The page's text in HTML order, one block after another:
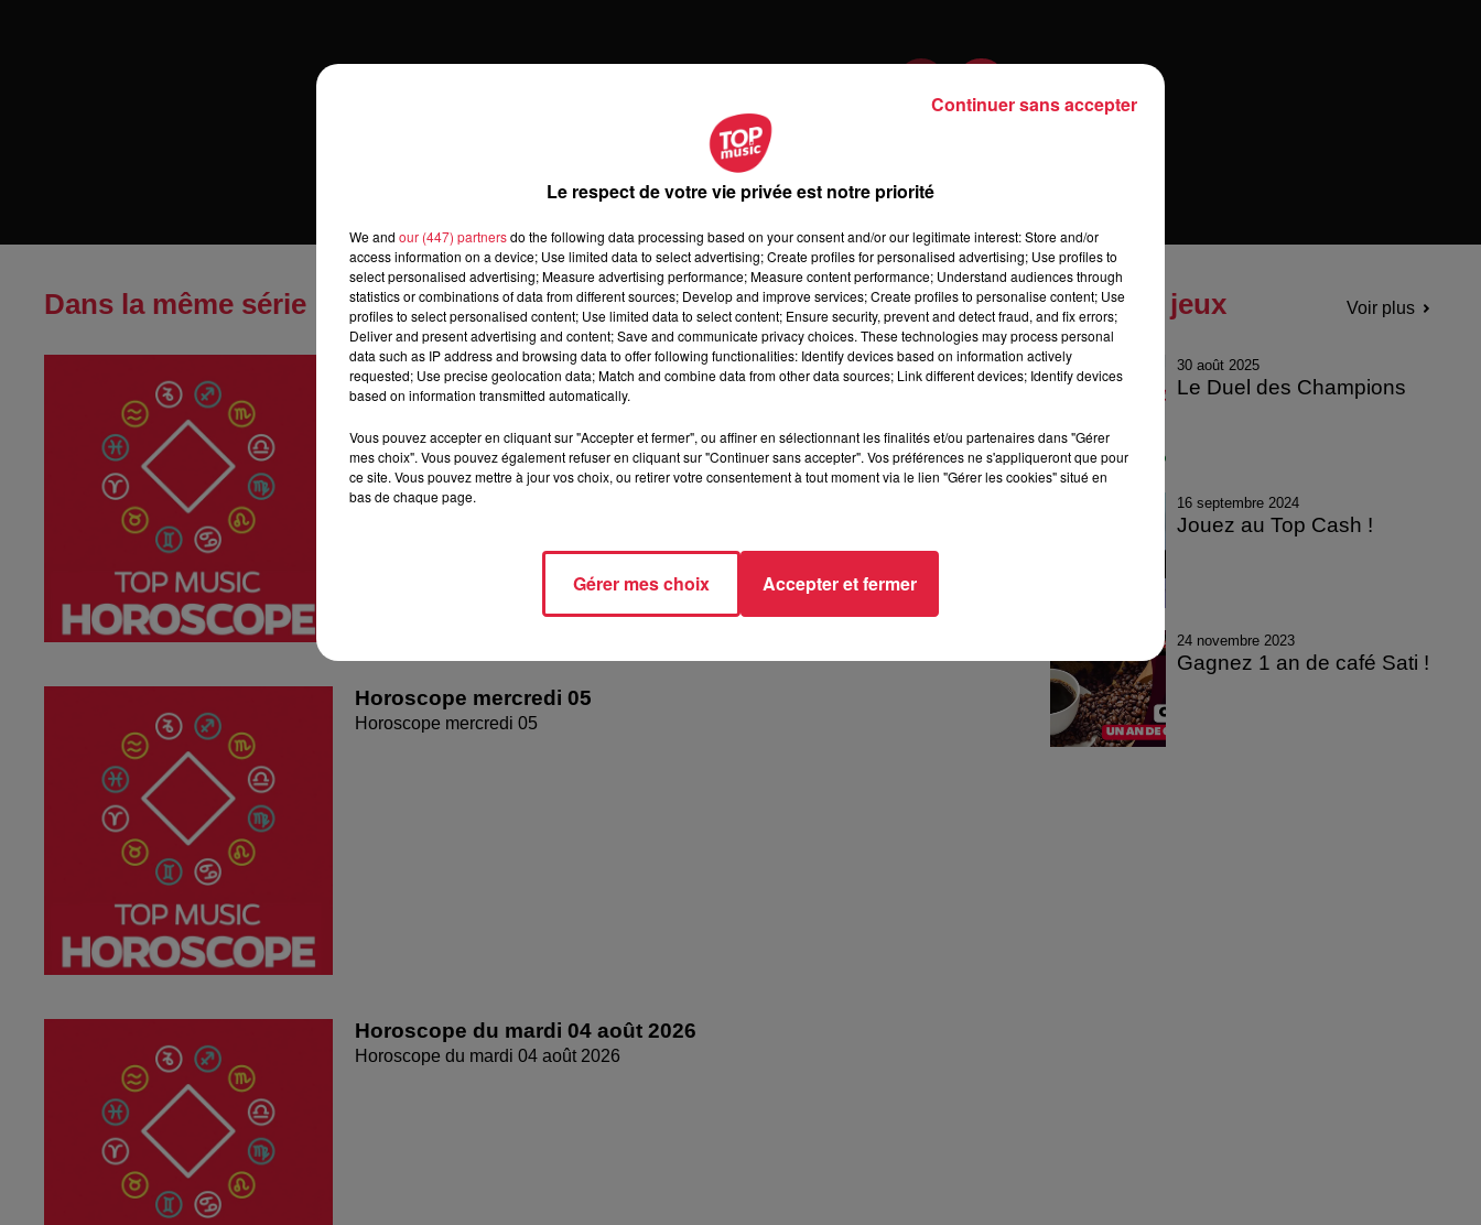
Dans la même série
Horoscope du jeudi 6 août 2026
Horoscope du jeudi 6 août 2026
Horoscope mercredi 05
Horoscope mercredi 05
Horoscope du mardi 04 août 2026
Horoscope du mardi 04 août 2026
Tous les jeux Voir plus
30 août 2025
Le Duel des Champions
16 septembre 2024
Jouez au Top Cash !
24 novembre 2023
Gagnez 1 an de café Sati !
Le respect de votre vie privée est notre priorité
We and our (447) partnersdo the following data processing based on your consent and/or our legitimate interest: Store and/or
access information on a device; Use limited data to select advertising; Create profiles for personalised advertising; Use profiles to
select personalised advertising; Measure advertising performance; Measure content performance; Understand audiences through
statistics or combinations of data from different sources; Develop and improve services; Create profiles to personalise content; Use
profiles to select personalised content; Use limited data to select content; Ensure security, prevent and detect fraud, and fix errors;
Deliver and present advertising and content; Save and communicate privacy choices. These technologies may process personal
data such as IP address and browsing data to offer following functionalities: Identify devices based on information actively
requested; Use precise geolocation data; Match and combine data from other data sources; Link different devices; Identify devices
based on information transmitted automatically.
Vous pouvez accepter en cliquant sur "Accepter et fermer", ou affiner en sélectionnant les finalités et/ou partenaires dans "Gérer
mes choix". Vous pouvez également refuser en cliquant sur "Continuer sans accepter". Vos préférences ne s'appliqueront que pour
ce site. Vous pouvez mettre à jour vos choix, ou retirer votre consentement à tout moment via le lien "Gérer les cookies" situé en
bas de chaque page.
Gérer mes choix Accepter et fermer
Continuer sans accepter